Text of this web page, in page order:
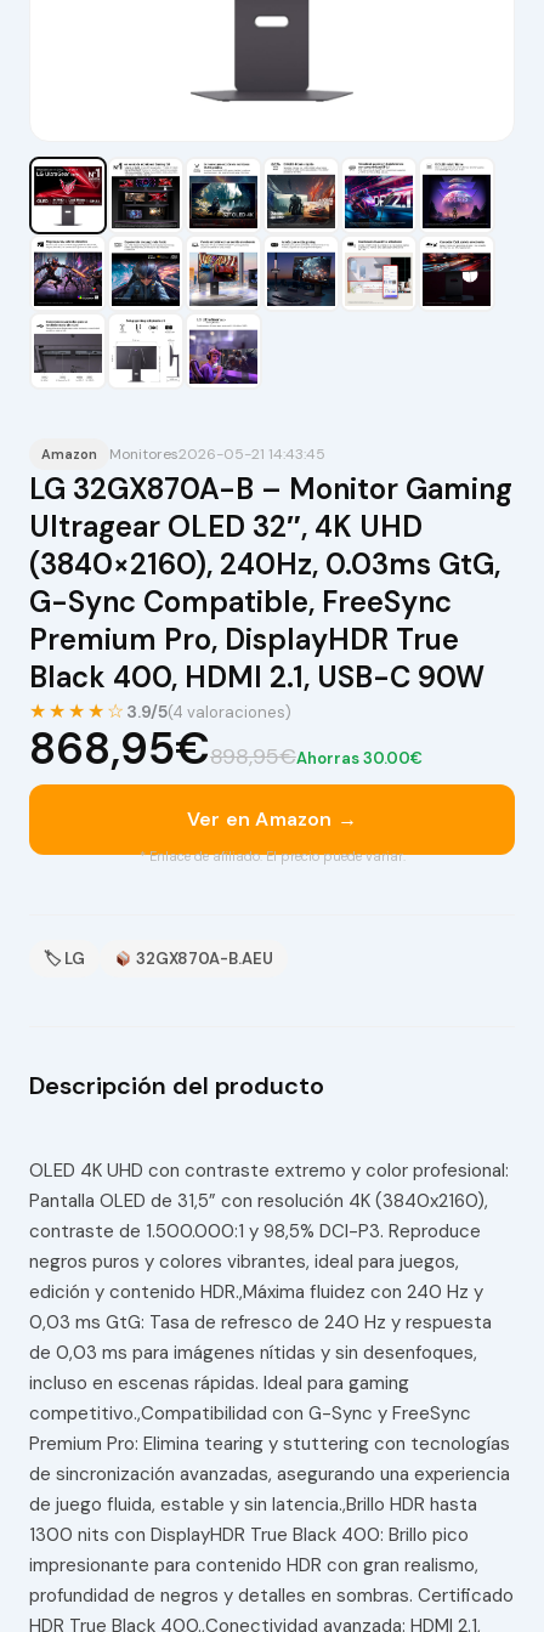
Amazon Monitores2026-05-21 14:43:45
LG 32GX870A-B – Monitor Gaming
Ultragear OLED 32″, 4K UHD
(3840×2160), 240Hz, 0.03ms GtG,
G-Sync Compatible, FreeSync
Premium Pro, DisplayHDR True
Black 400, HDMI 2.1, USB-C 90W
★★★★☆ 3.9/5(4 valoraciones)
868,95€898,95€Ahorras 30.00€
Ver en Amazon →
* Enlace de afiliado. El precio puede variar.
🏷 LG 32GX870A-B.AEU
Descripción del producto
OLED 4K UHD con contraste extremo y color profesional:
Pantalla OLED de 31,5” con resolución 4K (3840x2160),
contraste de 1.500.000:1 y 98,5% DCI-P3. Reproduce
negros puros y colores vibrantes, ideal para juegos,
edición y contenido HDR.,Máxima fluidez con 240 Hz y
0,03 ms GtG: Tasa de refresco de 240 Hz y respuesta
de 0,03 ms para imágenes nítidas y sin desenfoques,
incluso en escenas rápidas. Ideal para gaming
competitivo.,Compatibilidad con G-Sync y FreeSync
Premium Pro: Elimina tearing y stuttering con tecnologías
de sincronización avanzadas, asegurando una experiencia
de juego fluida, estable y sin latencia.,Brillo HDR hasta
1300 nits con DisplayHDR True Black 400: Brillo pico
impresionante para contenido HDR con gran realismo,
profundidad de negros y detalles en sombras. Certificado
HDR True Black 400.,Conectividad avanzada: HDMI 2.1,